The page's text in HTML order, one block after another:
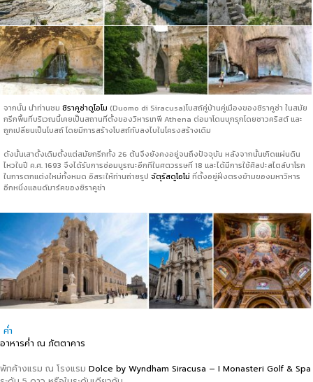
จากนั้น นำท่านชม ซิราคูซ่าดูโอโม (Duomo di Siracusa)โบสถ์คู่บ้านคู่เมืองของซิราคูซ่า ในสมัย
กรีกพื้นที่บริเวณนี้เคยเป็นสถานที่ตั้งของวิหารเทพี Athena ต่อมาโดนบุกรุกโดยชาวคริสต์ และ
ถูกเปลี่ยนเป็นโบสถ์ โดยมีการสร้างโบสถ์ทับลงไบในโครงสร้างเดิม
ดังนั้นเสาดั้งเดิมตั้งแต่สมัยกรีกทั้ง 26 ต้นจึงยังคงอยู่จนถึงปัจจุบัน หลังจากนั้นเกิดแผ่นดิน
ไหวในปี ค.ศ. 1693 จึงได้รับการซ่อมบูรณะอีกทีในศตวรรษที่ 18 และได้มีการใช้ศิลปะสไตล์บาโรก
ในการตกแต่งใหม่ทั้งหมด อิสระให้ท่านถ่ายรูป จัตุรัสดูโอโม่ ที่ตั้งอยู่ฝั่งตรงข้ามของมหาวิหาร
อีกหนึ่งแลนด์มาร์คของซิราคูช่า
ค่ำ
อาหารค่ำ ณ ภัตตาคาร
พักค้างแรม ณ โรงแรม Dolce by Wyndham Siracusa – I Monasteri Golf & Spa